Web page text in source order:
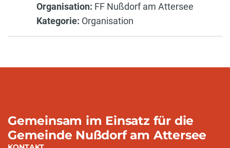
Organisation: FF Nußdorf am Attersee
Kategorie: Organisation
Gemeinsam im Einsatz für die
Gemeinde Nußdorf am Attersee